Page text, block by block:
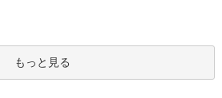
もっと見る